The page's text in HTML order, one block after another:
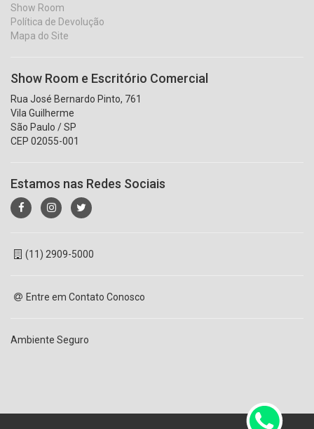
Show Room
Política de Devolução
Mapa do Site
Show Room e Escritório Comercial
Rua José Bernardo Pinto, 761
Vila Guilherme
São Paulo / SP
CEP 02055-001
Estamos nas Redes Sociais
(11) 2909-5000
Entre em Contato Conosco
Ambiente Seguro